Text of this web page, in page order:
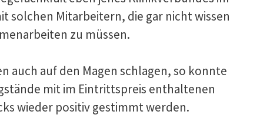
solchen Mitarbeitern, die gar nicht wissen
zu müssen.
auch auf den Magen schlagen, so konnte
mit im Eintrittspreis enthaltenen
wieder positiv gestimmt werden.